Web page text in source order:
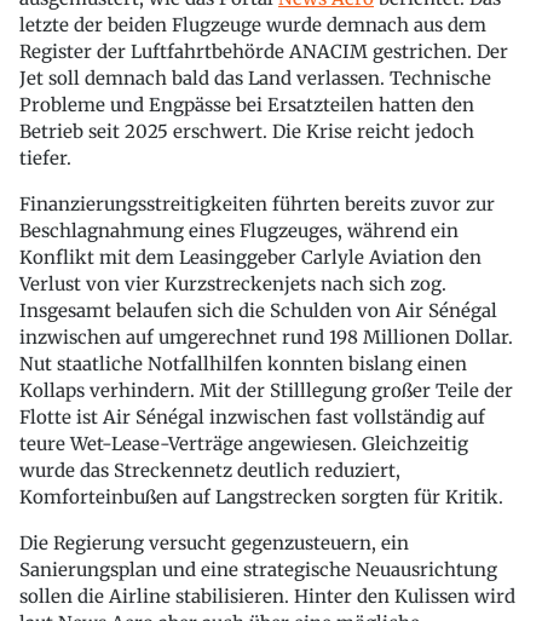
letzte der beiden Flugzeuge wurde demnach aus dem
Register der Luftfahrtbehörde ANACIM gestrichen. Der
Jet soll demnach bald das Land verlassen. Technische
Probleme und Engpässe bei Ersatzteilen hatten den
Betrieb seit 2025 erschwert. Die Krise reicht jedoch
tiefer.
Finanzierungsstreitigkeiten führten bereits zuvor zur
Beschlagnahmung eines Flugzeuges, während ein
Konflikt mit dem Leasinggeber Carlyle Aviation den
Verlust von vier Kurzstreckenjets nach sich zog.
Insgesamt belaufen sich die Schulden von Air Sénégal
inzwischen auf umgerechnet rund 198 Millionen Dollar.
Nut staatliche Notfallhilfen konnten bislang einen
Kollaps verhindern. Mit der Stilllegung großer Teile der
Flotte ist Air Sénégal inzwischen fast vollständig auf
teure Wet-Lease-Verträge angewiesen. Gleichzeitig
wurde das Streckennetz deutlich reduziert,
Komforteinbußen auf Langstrecken sorgten für Kritik.
Die Regierung versucht gegenzusteuern, ein
Sanierungsplan und eine strategische Neuausrichtung
sollen die Airline stabilisieren. Hinter den Kulissen wird